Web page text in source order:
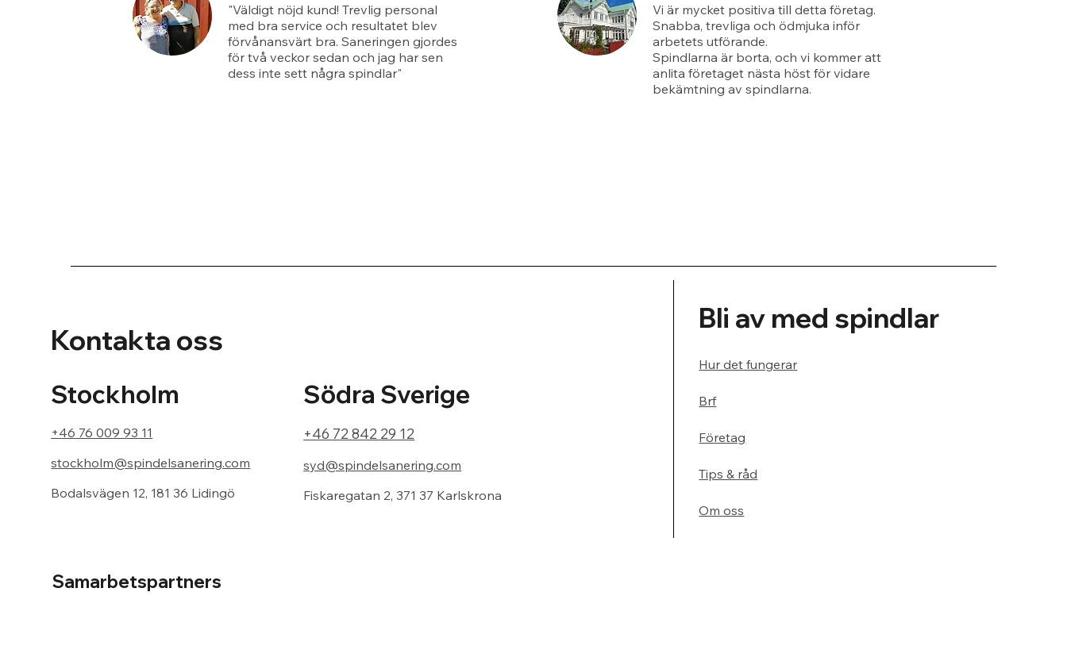
"Väldigt nöjd kund! Trevlig personal
med bra service och resultatet blev
förvånansvärt bra. Saneringen gjordes
för två veckor sedan och jag har sen
dess inte sett några spindlar"
Vi är mycket positiva till detta företag.
Snabba, trevliga och ödmjuka inför
arbetets utförande.
Spindlarna är borta, och vi kommer att
anlita företaget nästa höst för vidare
bekämtning av spindlarna.
Kontakta oss
Bli av med spindlar
Hur det fungerar
Brf
Företag
Tips & råd
Om oss
syd@spindelsanering.com
Södra Sverige
+46 72 842 29 12
Fiskaregatan 2, 371 37 Karlskrona
stockholm@spindelsanering.com
Stockholm
+46 76 009 93 11
Bodalsvägen 12, 181 36 Lidingö
Samarbetspartners